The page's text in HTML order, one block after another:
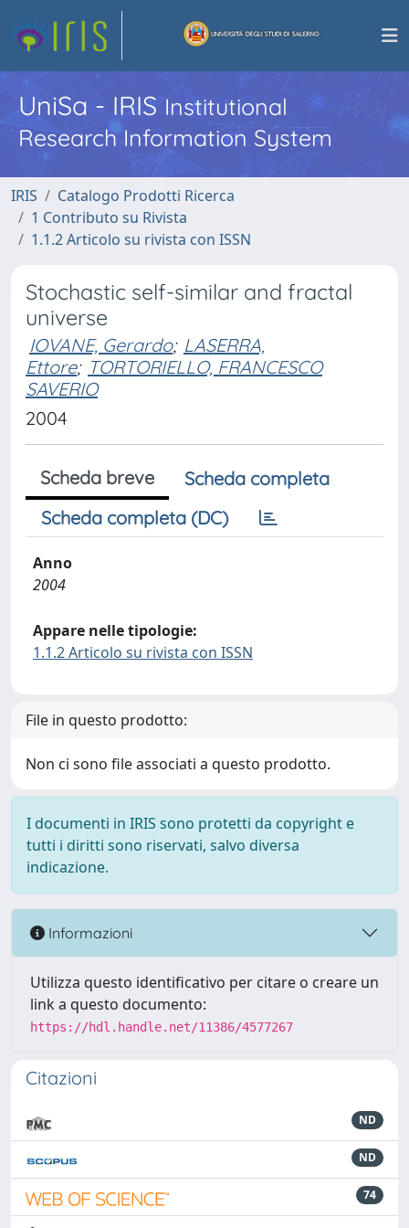
UniSa - IRISInstitutional
Research Information System
IRIS
Catalogo Prodotti Ricerca
1 Contributo su Rivista
1.1.2 Articolo su rivista con ISSN
Stochastic self-similar and fractal
universe
IOVANE, Gerardo; LASERRA,
Ettore; TORTORIELLO, FRANCESCO
SAVERIO
2004
Scheda breve
Scheda completa
Scheda completa (DC)
Anno
2004
Appare nelle tipologie:
1.1.2 Articolo su rivista con ISSN
File in questo prodotto:
Non ci sono file associati a questo prodotto.
I documenti in IRIS sono protetti da copyright e
tutti i diritti sono riservati, salvo diversa
indicazione.
Informazioni
Utilizza questo identificativo per citare o creare un
link a questo documento:
https://hdl.handle.net/11386/4577267
Citazioni
ND
ND
74